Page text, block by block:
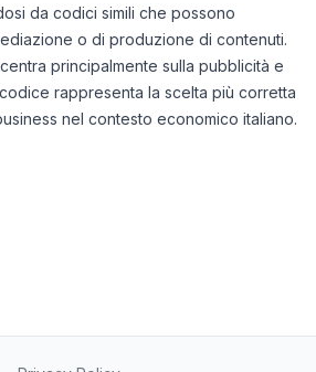
da codici simili che possono
o di produzione di contenuti.
principalmente sulla pubblicità e
rappresenta la scelta più corretta
nel contesto economico italiano.